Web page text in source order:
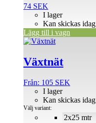
74 SEK
I lager
Kan skickas idag
Lägg till i vagn
Växtnät
Från: 105 SEK
2x25 mtr
I lager
Kan skickas idag
Välj variant:
Den
produkten
har
varianter.
olika
alternativen